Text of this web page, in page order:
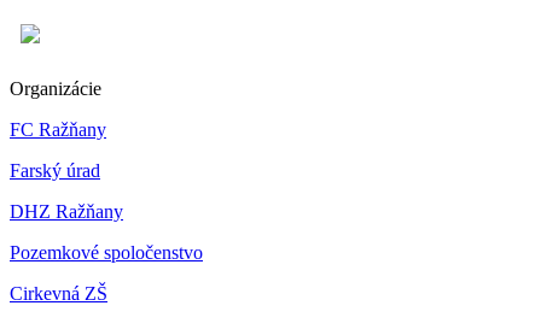
Organizácie
FC Ražňany
Farský úrad
DHZ Ražňany
Pozemkové spoločenstvo
Cirkevná ZŠ